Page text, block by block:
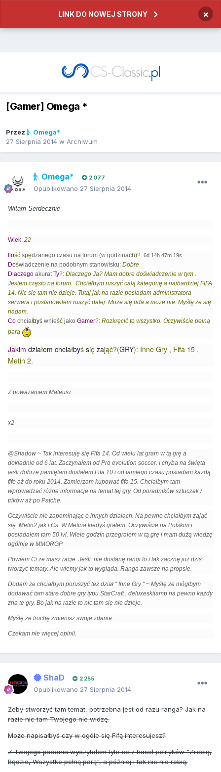
LINK DO NOWEJ STRONY ×
[Gamer] Omega *
Przez
Omega*
27 Sierpnia 2014 w Archiwum
Omega* 2 077
Opublikowano 27 Sierpnia 2014
Witam Serdecznie
Wiek: 22
Ilość spędzanego czasu na forum (w godzinach)?: 6d 14h 47m 19s
Doświadczenie na podobnym stanowisku: Dobre
Dlaczego akuratTy?: Dlaczego Ja? Mam dobre doświadczenie w tym .
Jestem często na forum. Chciałbym ruszyć całą kategorię a najbardziej FIFA
14. Nic się tam nie dzieje. Tutaj jak na razie posiadam administratora
serwera i postanowiłem ruszyć dalej. Może się uda a może nie. Myślę że się
nadam.
Co chciałbyś wnieść jako Gamer?: Rozkręcić to wszystko. Oczywiście pełną
parą
Jakim działem chciałbyś się zająć?(GRY): Inne Gry , Fifa 15 ,
Metin 2.
Z poważaniem Mateusz
x2
@Shadow ~ Tak interesuję się Fifa 14. Od wielu lat gram w tą grę a
dokładnie od 6 lat. Zaczynałem od Pro evolution soccer. I chyba na święta
jeśli dobrze pamiętam dostałem Fifa 10 i od tamtego czasu posiadam każdą
fife aż do roku 2014. Zamierzam kupować fifa 15. Chciałbym tam
wprowadzać różne informacje na temat tej gry. Od poradników sztuczek /
trików aż po Patche.
Oczywiście nie zapominając o innych działach. Na pewno chciałbym zająć
się Metin2 jak i Cs. W Metina kiedyś grałem. Oczywiście na Polskim i
posiadałem tam 50 lvl. Wiele godzin przegrałem w tą grę i mam dużą wiedzę
ogólnie w MMORGP
Powiem Ci że masz racje. Jeśli nie dostanę rangi to i tak zacznę już dziś
tworzyć tematy. Ale wiemy jak to wygląda. Ranga zawsze na propsie.
Dodam że chciałbym poruszyć też dział '' Inne Gry '' ~ Myślę że mógłbym
dodawać tam stare dobre gry typu StarCraft , deluxeskijamp na pewno każdy
zna te gry. Bo jak na razie to nic tam się nie dzieje.
Myślę że trochę zmienisz swoje zdanie.
Czekam nie więcej opinii.
ShaD 2 255
Opublikowano 27 Sierpnia 2014
Żeby stworzyć tam temat, potrzebna jest od razu ranga? Jak na
razie nic tam Twojego nie widzę.
Może napisałbyś czy w ogóle się Fifą interesujesz?
Z Twojego podania wyczytałem tyle co z haseł polityków "Zrobię,
Będzie, Wszystko pełną parą", a później i tak nic nie robią.